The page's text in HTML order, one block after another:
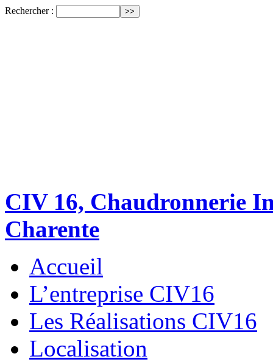
Rechercher :
CIV 16, Chaudronnerie
Charente
Accueil
L’entreprise CIV16
Les Réalisations CIV16
Localisation